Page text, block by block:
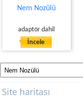
Nem Nozülü
adaptör dahil
İncele
Site haritası